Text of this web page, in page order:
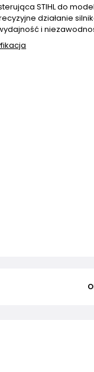
STIHL do modeli
działanie
i